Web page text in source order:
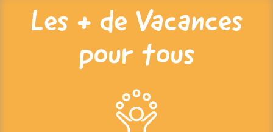
Les + de Vacances
pour tous